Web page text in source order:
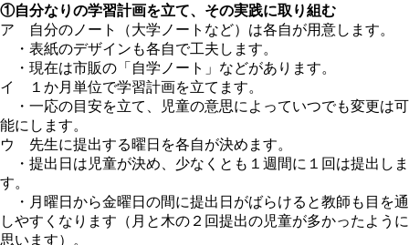
①自分なりの学習計画を立て、その実践に取り組む
ア 自分のノート（大学ノートなど）は各自が用意します。
・表紙のデザインも各自で工夫します。
・現在は市販の「自学ノート」などがあります。
イ １か月単位で学習計画を立てます。
・一応の目安を立て、児童の意思によっていつでも変更は可
能にします。
ウ 先生に提出する曜日を各自が決めます。
・提出日は児童が決め、少なくとも１週間に１回は提出しま
す。
・月曜日から金曜日の間に提出日がばらけると教師も目を通
しやすくなります（月と木の２回提出の児童が多かったように
思います）。